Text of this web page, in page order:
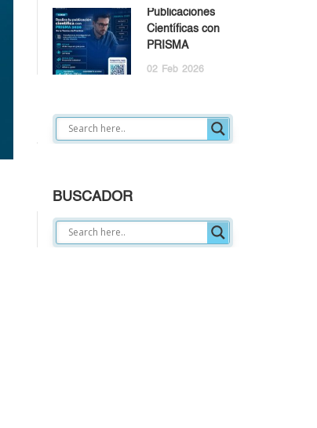
Publicaciones
Científicas con
PRISMA
02 Feb 2026
BUSCADOR